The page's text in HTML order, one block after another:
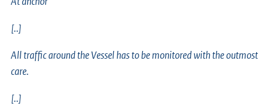
[..]
All traffic around the Vessel has to be monitored with the outmost
care.
[..]